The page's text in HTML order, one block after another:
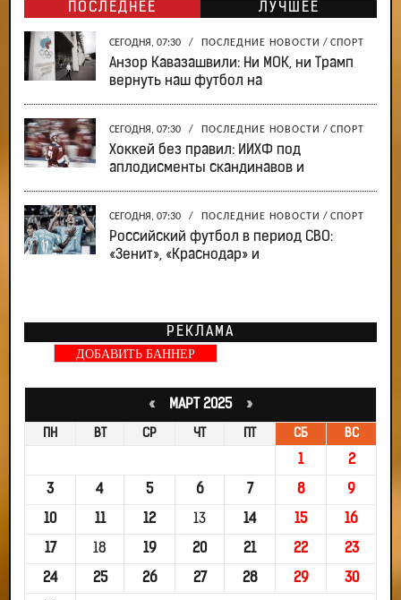
ПОСЛЕДНЕЕ ЛУЧШЕЕ
СЕГОДНЯ, 07:30 / ПОСЛЕДНИЕ НОВОСТИ / СПОРТ
Анзор Кавазашвили: Ни МОК, ни Трамп
вернуть наш футбол на
СЕГОДНЯ, 07:30 / ПОСЛЕДНИЕ НОВОСТИ / СПОРТ
Хоккей без правил: ИИХФ под
аплодисменты скандинавов и
СЕГОДНЯ, 07:30 / ПОСЛЕДНИЕ НОВОСТИ / СПОРТ
Российский футбол в период СВО:
«Зенит», «Краснодар» и
РЕКЛАМА
ДОБАВИТЬ БАННЕР
« МАРТ 2025 »
ПН ВТ СР ЧТ ПТ СБ ВС
1 2
3 4 5 6 7 8 9
10 11 12 13 14 15 16
17 18 19 20 21 22 23
24 25 26 27 28 29 30